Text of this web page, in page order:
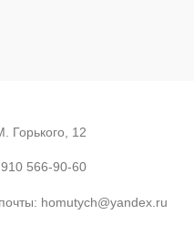
Горького, 12
566-90-60
homutych@yandex.ru